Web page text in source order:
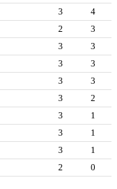
3
4
2
3
3
3
3
3
3
3
3
2
3
1
3
1
3
1
2 0